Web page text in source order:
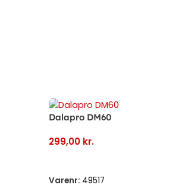
299,00kr.